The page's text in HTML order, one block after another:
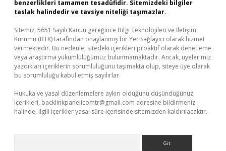
benzerlikleri tamamen tesadüfidir. Sitemizdeki bilgiler
taslak halindedir ve tavsiye niteliği taşımazlar.
Sitemiz, 5651 Sayılı Kanun gereğince Bilgi Teknolojileri ve İletişim
Kurumu (BTK) tarafından onaylanmış bir Yer Sağlayıcı olarak hizmet
vermektedir. Bu nedenle, sitedeki içerikleri proaktif olarak denetleme
veya araştırma yükümlülüğümüz bulunmamaktadır. Ancak, üyelerimiz
yazdıkları içeriklerin sorumluluğunu taşımakta olup, siteye üye olarak
bu sorumluluğu kabul etmiş sayılırlar.
Hukuka ve yasal düzenlemelere aykırı olduğunu düşündüğünüz
içerikleri, backlinkpanelicomtr@gmail.com adresine bildirmeniz
halinde, ilgili içerikler yasal süre içerisinde sitemizden kaldırılacaktır.